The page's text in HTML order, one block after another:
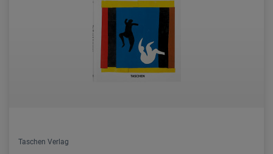
Taschen Verlag